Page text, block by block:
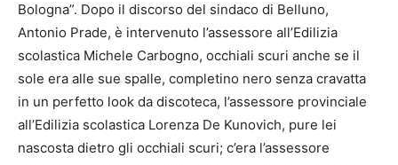
Bologna”. Dopo il discorso del sindaco di Belluno,
Antonio Prade, è intervenuto l’assessore all’Edilizia
scolastica Michele Carbogno, occhiali scuri anche se il
sole era alle sue spalle, completino nero senza cravatta
in un perfetto look da discoteca, l’assessore provinciale
all’Edilizia scolastica Lorenza De Kunovich, pure lei
nascosta dietro gli occhiali scuri; c’era l’assessore